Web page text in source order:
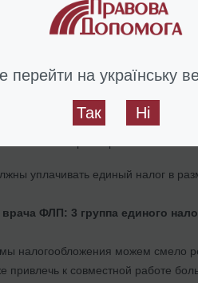
ФЛП: 2 группа единого
лучшим вариантом для
лицами –не предусмотрено
10 сотрудников;
834 размеров
уплачивать единый налог в
ФЛП: 3 группа единого
налогообложения можем смело
к совместной работе
перейти на українську
Так Ні